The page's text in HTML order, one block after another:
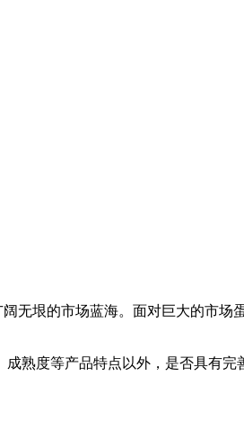
无垠的市场蓝海。面对巨大的市
熟度等产品特点以外，是否具有